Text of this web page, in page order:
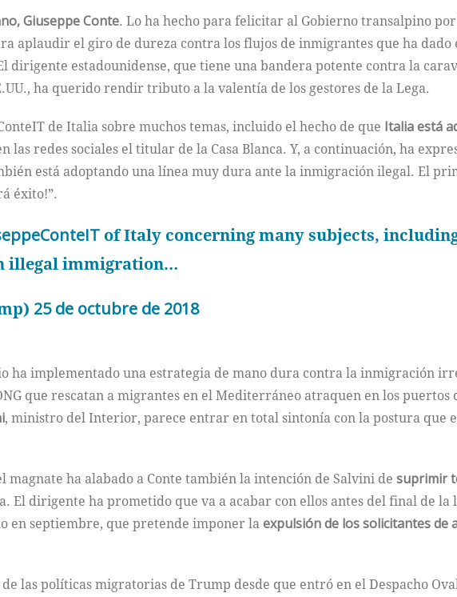
Giuseppe Conte. Lo ha hecho para felicitar al Gobierno transalpino
aplaudir el giro de dureza contra los flujos de inmigrantes que ha
dirigente estadounidense, que tiene una bandera potente contra la
ha querido rendir tributo a la valentía de los gestores de la Lega.
de Italia sobre muchos temas, incluido el hecho de que Italia está
las redes sociales el titular de la Casa Blanca. Y, a continuación, ha
está adoptando una línea muy dura ante la inmigración ilegal. El
éxito!”.
of Italy concerning many subjects,
illegal immigration…
25 de octubre de 2018
ha implementado una estrategia de mano dura contra la inmigración
que rescatan a migrantes en el Mediterráneo atraquen en los puertos
, ministro del Interior, parece entrar en total sintonía con la postura que
ha alabado a Conte también la intención de Salvini de suprimir
El dirigente ha prometido que va a acabar con ellos antes del final de la
en septiembre, que pretende imponer laexpulsión de los solicitantes de
las políticas migratorias de Trump desde que entró en el Despacho